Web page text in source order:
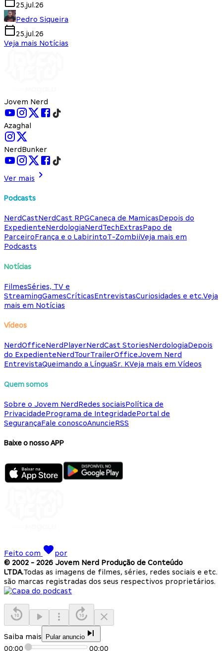
25.jul.26
Pedro Siqueira
25.jul.26
Veja mais Notícias
Jovem Nerd
Azaghal
NerdBunker
Ver mais
Podcasts
NerdCastNerdCast RPGCaneca de MamicasDepois do
ExpedienteNerdologiaNerdTechExtrasPapo de
ParceiroFrança e o LabirintoT-ZombiiVeja mais em
Podcasts
Notícias
FilmesSéries, TV e
StreamingGamesCríticasEntrevistasCuriosidades e etc.Veja
mais em Notícias
Vídeos
NerdOfficeNerdPlayerNerdCast StoriesNerdologiaDepois
do ExpedienteNerdTourTrailerOfficeJovem Nerd
EntrevistaQueimando a LínguaSr. KVeja mais em Vídeos
Quem somos
Sobre o Jovem NerdRedes sociaisPolítica de
PrivacidadePrograma de IntegridadePortal de
SegurançaFale conoscoAnuncieRSS
Baixe o nosso APP
Feito com
por
© 2002 - 2026 Jovem Nerd Produção de Conteúdo
LTDA.Todas as imagens de filmes, séries, redes sociais e etc.
são marcas registradas dos seus respectivos proprietários.
Saiba mais Pular anuncio
00:00 00:00